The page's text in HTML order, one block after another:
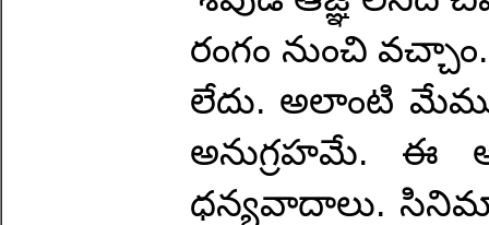
రంగం నుంచి
లేదు. అలాంటి
అనుగ్రహమే. ఈ
ధన్యవాదాలు.